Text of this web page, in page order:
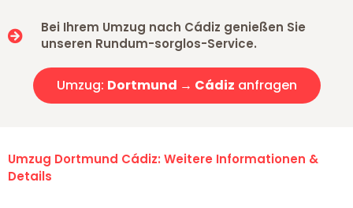
Bei Ihrem Umzug nach Cádiz genießen Sie
unseren Rundum-sorglos-Service.
Umzug: Dortmund → Cádiz anfragen
Umzug Dortmund Cádiz: Weitere Informationen &
Details